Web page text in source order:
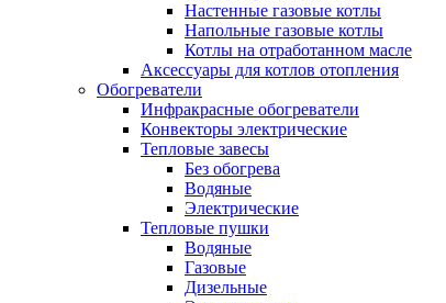
Настенные газовые котлы
Напольные газовые котлы
Котлы на отработанном масле
Аксессуары для котлов отопления
Обогреватели
Инфракрасные обогреватели
Конвекторы электрические
Тепловые завесы
Без обогрева
Водяные
Электрические
Тепловые пушки
Водяные
Газовые
Дизельные